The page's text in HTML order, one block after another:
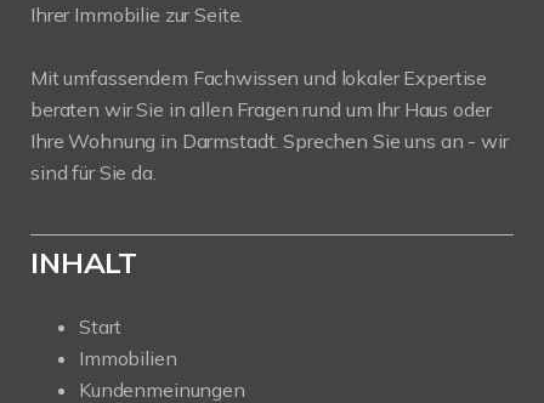
Ihrer Immobilie zur Seite.
Mit umfassendem Fachwissen und lokaler Expertise
beraten wir Sie in allen Fragen rund um Ihr Haus oder
Ihre Wohnung in Darmstadt. Sprechen Sie uns an - wir
sind für Sie da.
INHALT
Start
Immobilien
Kundenmeinungen